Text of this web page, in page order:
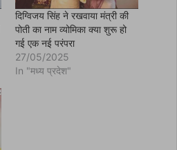
दिग्विजय सिंह ने रखवाया मंत्री की
पोती का नाम व्योमिका क्या शुरू हो
गई एक नई परंपरा
27/05/2025
In "मध्य प्रदेश"